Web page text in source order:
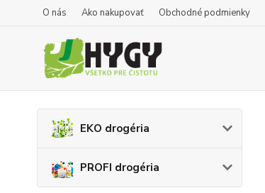
O nás Ako nakupovať Obchodné podmienky
EKO drogéria
PROFI drogéria